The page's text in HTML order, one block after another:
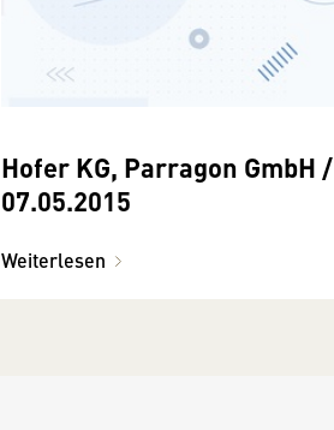
Hofer KG, Parragon GmbH /
07.05.2015
Weiterlesen